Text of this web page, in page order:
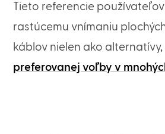
Tieto referencie
rastúcemu vnímaniu
káblov nielen ako alternatívy,
preferovanej voľby v